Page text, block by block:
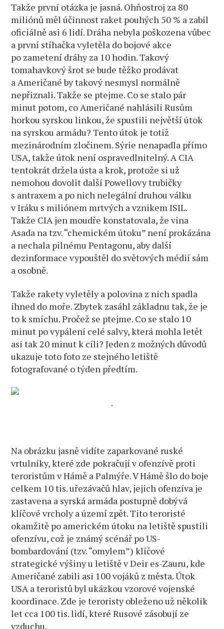
Takže první otázka je jasná. Ohňostroj za 80
miliónů měl účinnost raket pouhých 50 % a zabil
oficiálně asi 6 lidí. Dráha nebyla poškozena vůbec
a první stíhačka vyletěla do bojové akce
po zametení dráhy za 10 hodin. Takový
tomahavkový šrot se bude těžko prodávat
a Američané by takový nesmysl normálně
nepřiznali. Takže se ptejme. Co se stalo pár
minut potom, co Američané nahlásili Rusům
horkou syrskou linkou, že spustili největší útok
na syrskou armádu? Tento útok je totiž
mezinárodním zločinem. Sýrie nenapadla přímo
USA, takže útok není ospravedlnitelný. A CIA
tentokrát držela ústa a krok, protože si už
nemohou dovolit další Powellovy trubičky
s antraxem a po nich nelegální druhou válku
v Iráku s miliónem mrtvých a vznikem ISIL.
Takže CIA jen moudře konstatovala, že vina
Asada na tzv. “chemickém útoku” není prokázána
a nechala pilnému Pentagonu, aby další
dezinformace vypouštěl do světových médií sám
a osobně.
Takže rakety vyletěly a polovina z nich spadla
ihned do moře. Zbytek zasáhl základnu tak, že je
to k smíchu. Pročež se ptejme. Co se stalo 10
minut po vypálení celé salvy, která mohla letět
asi tak 20 minut k cíli? Jeden z možných důvodů
ukazuje toto foto ze stejného letiště
fotografované o týden předtím.
Na obrázku jasně vidíte zaparkované ruské
vrtulníky, které zde pokračují v ofenzívě proti
teroristům v Hámě a Palmýře. V Hámě šlo do boje
celkem 10 tis. uřezávačů hlav, jejich ofenzíva je
zastavena a syrská armáda postupně dobývá
klíčové vrcholy a území zpět. Tito teroristé
okamžitě po americkém útoku na letiště spustili
ofenzívu, což je známý scénář po US-
bombardování (tzv. “omylem”) klíčové
strategické výšiny u letiště v Deir es-Zauru, kde
Američané zabili asi 100 vojáků z města. Útok
USA a teroristů byl ukázkou vzorové vojenské
koordinace. Zde je teroristy obleženo už několik
let cca 100 tis. lidí, které Rusové zásobují ze
vzduchu.